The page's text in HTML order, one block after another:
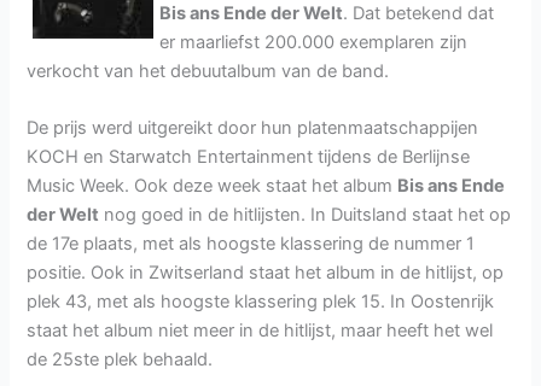
Bis ans Ende der Welt. Dat betekend dat
er maarliefst 200.000 exemplaren zijn
verkocht van het debuutalbum van de band.
De prijs werd uitgereikt door hun platenmaatschappijen
KOCH en Starwatch Entertainment tijdens de Berlijnse
Music Week. Ook deze week staat het album Bis ans Ende
der Welt nog goed in de hitlijsten. In Duitsland staat het op
de 17e plaats, met als hoogste klassering de nummer 1
positie. Ook in Zwitserland staat het album in de hitlijst, op
plek 43, met als hoogste klassering plek 15. In Oostenrijk
staat het album niet meer in de hitlijst, maar heeft het wel
de 25ste plek behaald.